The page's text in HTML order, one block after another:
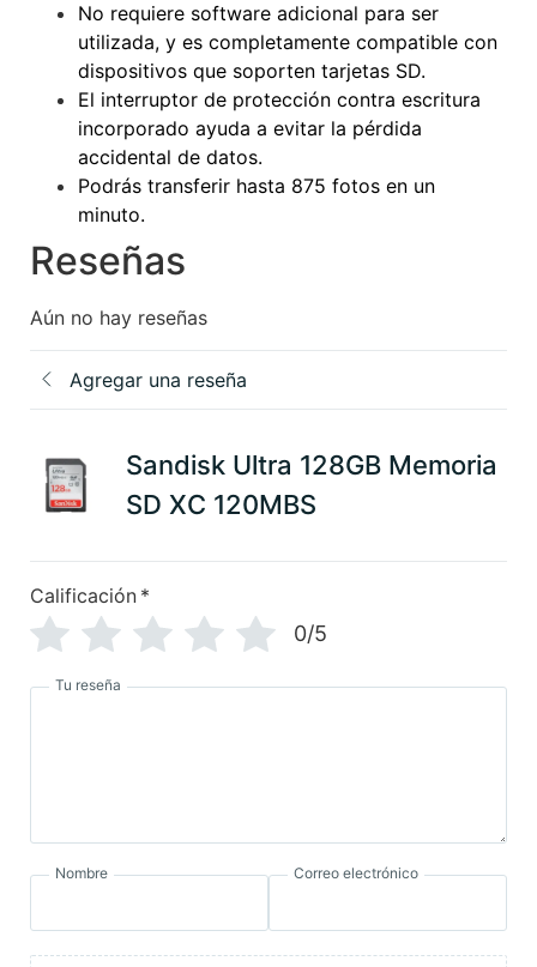
No requiere software adicional para ser
utilizada, y es completamente compatible con
dispositivos que soporten tarjetas SD.
El interruptor de protección contra escritura
incorporado ayuda a evitar la pérdida
accidental de datos.
Podrás transferir hasta 875 fotos en un
minuto.
Reseñas
Aún no hay reseñas
Agregar una reseña
Sandisk Ultra 128GB Memoria
SD XC 120MBS
Calificación *
0/5
Tu reseña
Nombre Correo electrónico